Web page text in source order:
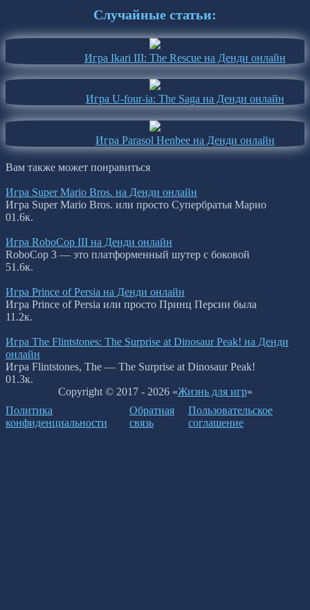
Случайные статьи:
Игра Ikari III: The Rescue на Денди онлайн
Игра U-four-ia: The Saga на Денди онлайн
Игра Parasol Henbee на Денди онлайн
Вам также может понравиться
Игра Super Mario Bros. на Денди онлайн
Игра Super Mario Bros. или просто Супербратья Марио
01.6к.
Игра RoboCop III на Денди онлайн
RoboCop 3 — это платформенный шутер с боковой
51.6к.
Игра Prince of Persia на Денди онлайн
Игра Prince of Persia или просто Принц Персии была
11.2к.
Игра The Flintstones: The Surprise at Dinosaur Peak! на Денди
онлайн
Игра Flintstones, The — The Surprise at Dinosaur Peak!
01.3к.
Copyright © 2017 - 2026 «Жизнь для игр»
Политика
конфиденциальности
Обратная
связь
Пользовательское
соглашение